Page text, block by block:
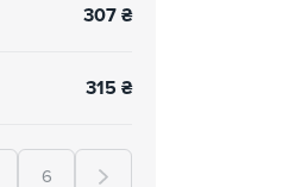
307 ₴
315 ₴
6